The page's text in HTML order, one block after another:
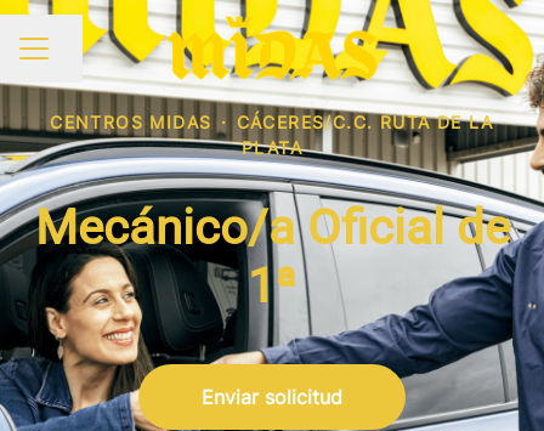
MENÚ DE EMPLEO
Compartir página
CENTROS MIDAS · CÁCERES/C.C. RUTA DE LA
PLATA
Mecánico/a Oficial de
1ª
Enviar solicitud